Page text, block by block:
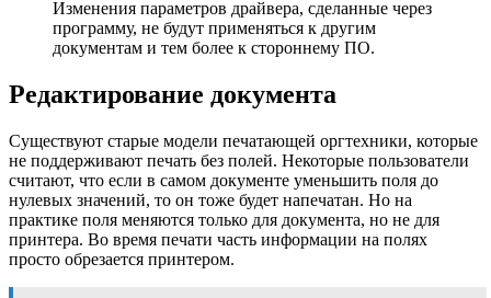
Изменения параметров драйвера, сделанные через
программу, не будут применяться к другим
документам и тем более к стороннему ПО.
Редактирование документа
Существуют старые модели печатающей оргтехники, которые
не поддерживают печать без полей. Некоторые пользователи
считают, что если в самом документе уменьшить поля до
нулевых значений, то он тоже будет напечатан. Но на
практике поля меняются только для документа, но не для
принтера. Во время печати часть информации на полях
просто обрезается принтером.